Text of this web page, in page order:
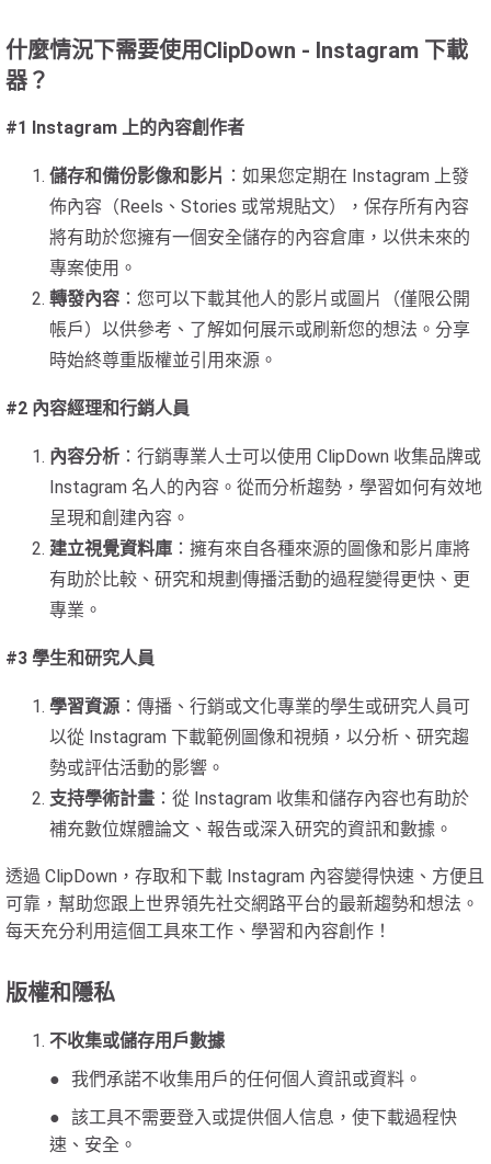
什麼情況下需要使用ClipDown - Instagram 下載
器？
#1 Instagram 上的內容創作者
儲存和備份影像和影片 ：如果您定期在 Instagram 上發
佈內容（Reels、Stories 或常規貼文），保存所有內容
將有助於您擁有一個安全儲存的內容倉庫，以供未來的
專案使用。
轉發內容 ：您可以下載其他人的影片或圖片（僅限公開
帳戶）以供參考、了解如何展示或刷新您的想法。分享
時始終尊重版權並引用來源。
#2 內容經理和行銷人員
內容分析 ：行銷專業人士可以使用 ClipDown 收集品牌或
Instagram 名人的內容。從而分析趨勢，學習如何有效地
呈現和創建內容。
建立視覺資料庫 ：擁有來自各種來源的圖像和影片庫將
有助於比較、研究和規劃傳播活動的過程變得更快、更
專業。
#3 學生和研究人員
學習資源 ：傳播、行銷或文化專業的學生或研究人員可
以從 Instagram 下載範例圖像和視頻，以分析、研究趨
勢或評估活動的影響。
支持學術計畫 ：從 Instagram 收集和儲存內容也有助於
補充數位媒體論文、報告或深入研究的資訊和數據。
透過 ClipDown，存取和下載 Instagram 內容變得快速、方便且
可靠，幫助您跟上世界領先社交網路平台的最新趨勢和想法。
每天充分利用這個工具來工作、學習和內容創作！
版權和隱私
不收集或儲存用戶數據
我們承諾不收集用戶的任何個人資訊或資料。
該工具不需要登入或提供個人信息，使下載過程快
速、安全。